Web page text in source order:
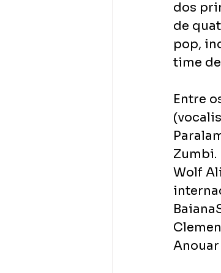
dos
de
pop,
time
Entre
Zumbi.
Wolf